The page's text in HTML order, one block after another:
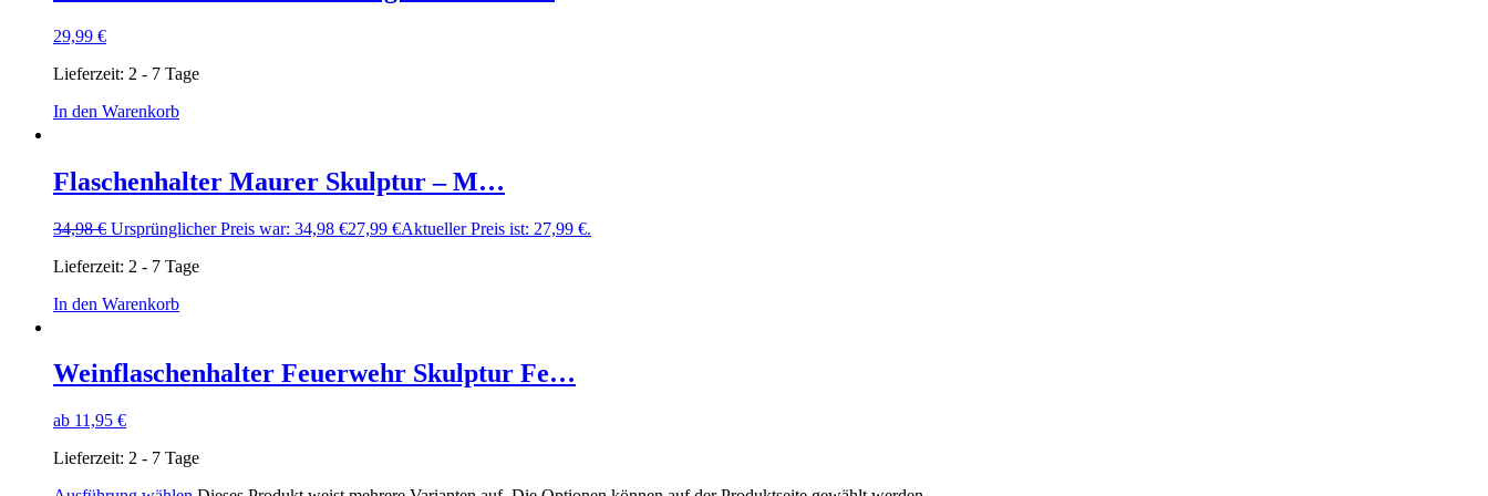
29,99 €
Lieferzeit: 2 - 7 Tage
In den Warenkorb
Flaschenhalter Maurer Skulptur – M…
34,98€ Ursprünglicher Preis war: 34,98 €27,99 €Aktueller Preis ist: 27,99 €.
Lieferzeit: 2 - 7 Tage
In den Warenkorb
Weinflaschenhalter Feuerwehr Skulptur Fe…
ab 11,95 €
Lieferzeit: 2 - 7 Tage